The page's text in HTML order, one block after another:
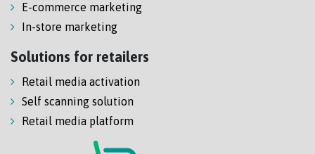
E-commerce marketing
In-store marketing
Solutions for retailers
Retail media activation
Self scanning solution
Retail media platform